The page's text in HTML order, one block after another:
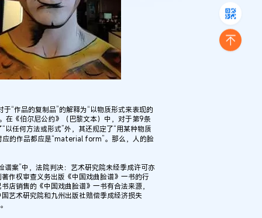
“作品的复制品”的解释为“以物质形式来表现的
《伯尔尼公约》（巴黎文本）中，对于第9条
任何方法或形式”外，其还规定了“用某种物质
应的作品都应是“material form”。那么，人的脸
案”中，法院判决：艺术研究院未经季成许可亦
作权审查义务出版《中国戏曲脸谱》一书的行
店销售的《中国戏曲脸谱》一书有合法来源，
艺术研究院和九州出版社赔偿季成经济损失